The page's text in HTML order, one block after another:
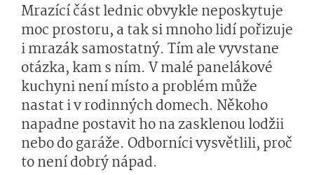
Mrazící část lednic obvykle neposkytuje
moc prostoru, a tak si mnoho lidí pořizuje
i mrazák samostatný. Tím ale vyvstane
otázka, kam s ním. V malé panelákové
kuchyni není místo a problém může
nastat i v rodinných domech. Někoho
napadne postavit ho na zasklenou lodžii
nebo do garáže. Odborníci vysvětlili, proč
to není dobrý nápad.